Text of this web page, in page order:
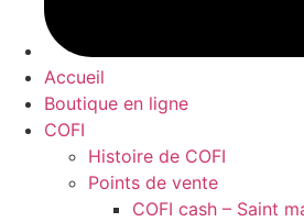
Accueil
Boutique en ligne
COFI
Histoire de COFI
Points de vente
COFI cash – Saint